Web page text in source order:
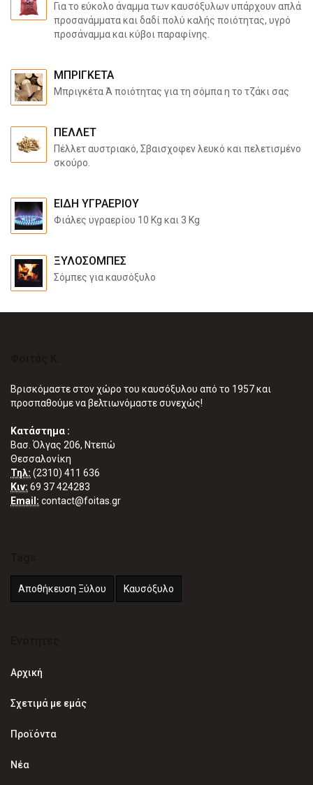
Για το εύκολο άναμμα των καυσόξυλων υπάρχουν απλά
προσανάμματα και δαδί πολύ καλής ποιότητας, υγρό
προσάναμμα και κύβοι παραφίνης.
ΜΠΡΙΓΚΈΤΑ
Μπριγκέτα Ά ποιότητας για τη σόμπα η το τζάκι σας
ΠΈΛΛΕΤ
Πέλλετ αυστριακό, Σβαισχοφεν λευκό και πελετισμένο
σκούρο.
ΕΊΔΗ ΥΓΡΑΕΡΊΟΥ
Φιάλες υγραερίου 10 Kg και 3 Kg
ΞΥΛΌΣΟΜΠΕΣ
Σόμπες για καυσόξυλο
Βρισκόμαστε στον χώρο του καυσόξυλου από το 1957 και
προσπαθούμε να βελτιωνόμαστε συνεχώς!
Κατάστημα :
Βασ. Όλγας 206, Ντεπώ
Θεσσαλονίκη
Τηλ: (2310) 411 636
Κιν: 69 37 424283
Email: contact@foitas.gr
Αποθήκευση Ξύλου Καυσόξυλο
Αρχική
Σχετιμά με εμάς
Προϊόντα
Νέα